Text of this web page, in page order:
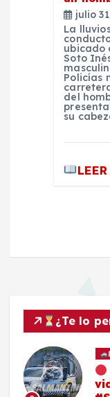
julio
La
ubicado
Soto
Policías
del
su
¿Te lo